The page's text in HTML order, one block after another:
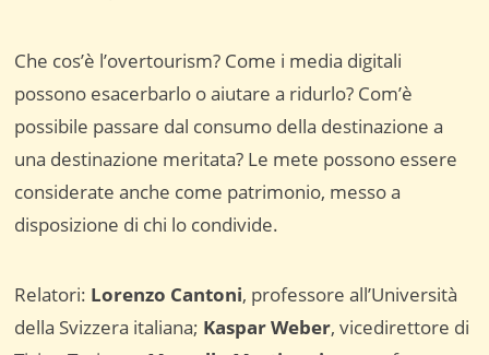
Che cos’è l’overtourism? Come i media digitali
possono esacerbarlo o aiutare a ridurlo? Com’è
possibile passare dal consumo della destinazione a
una destinazione meritata? Le mete possono essere
considerate anche come patrimonio, messo a
disposizione di chi lo condivide.
Relatori: Lorenzo Cantoni, professore all’Università
della Svizzera italiana; Kaspar Weber, vicedirettore di